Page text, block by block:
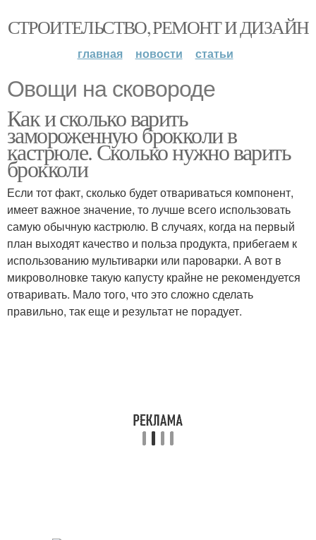
СТРОИТЕЛЬСТВО, РЕМОНТ И ДИЗАЙН
главная новости статьи
Овощи на сковороде
Как и сколько варить
замороженную брокколи в
кастрюле. Сколько нужно варить
брокколи
Если тот факт, сколько будет отвариваться компонент,
имеет важное значение, то лучше всего использовать
самую обычную кастрюлю. В случаях, когда на первый
план выходят качество и польза продукта, прибегаем к
использованию мультиварки или пароварки. А вот в
микроволновке такую капусту крайне не рекомендуется
отваривать. Мало того, что это сложно сделать
правильно, так еще и результат не порадует.